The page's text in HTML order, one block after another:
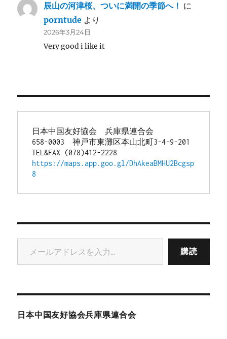
辰山の河津桜、ついに満開の季節へ！ に
porntude より
2026年3月24日
Very good i like it
日本中国友好協会　兵庫県連合会
658-0003　神戸市東灘区本山北町3-4-9-201
TEL&FAX (078)412-2228
https://maps.app.goo.gl/DhAkeaBMHU2Bcgsp
8
メールアドレスを入力...
購読
日本中国友好協会兵庫県連合会